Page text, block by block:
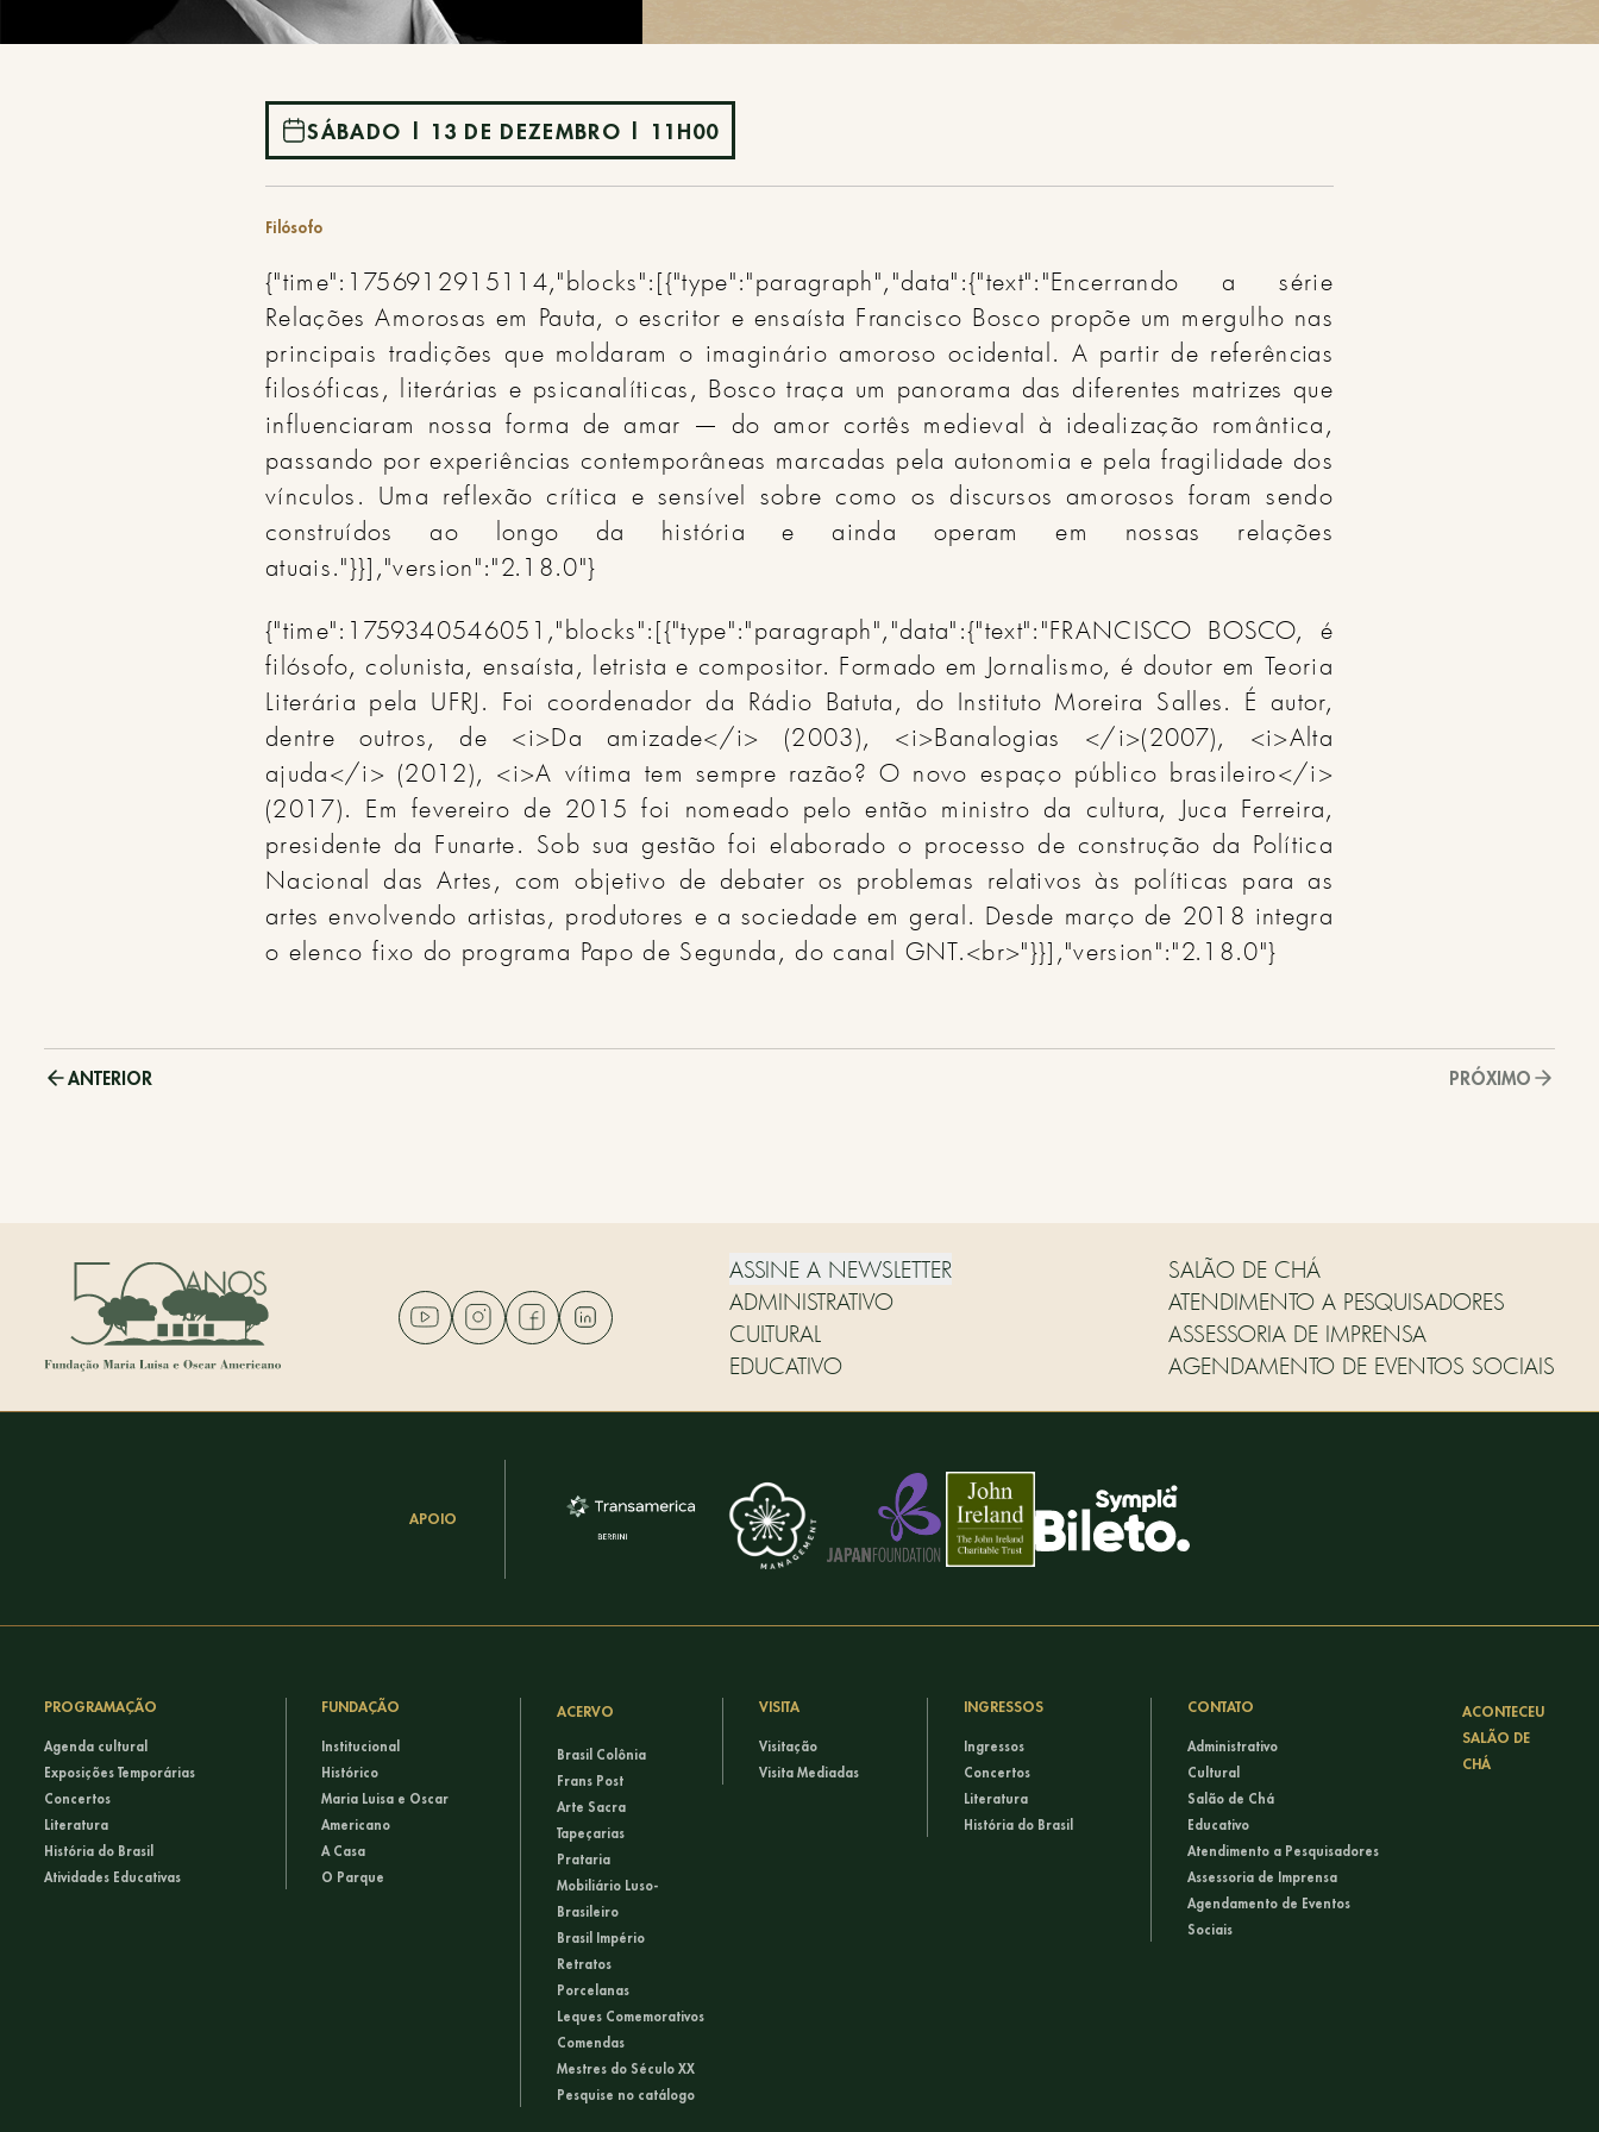
SÁBADO | 13 DE DEZEMBRO | 11H00
Filósofo
{"time":1756912915114,"blocks":[{"type":"paragraph","data":{"text":"Encerrando a série
Relações Amorosas em Pauta, o escritor e ensaísta Francisco Bosco propõe um mergulho nas
principais tradições que moldaram o imaginário amoroso ocidental. A partir de referências
filosóficas, literárias e psicanalíticas, Bosco traça um panorama das diferentes matrizes que
influenciaram nossa forma de amar — do amor cortês medieval à idealização romântica,
passando por experiências contemporâneas marcadas pela autonomia e pela fragilidade dos
vínculos. Uma reflexão crítica e sensível sobre como os discursos amorosos foram sendo
construídos ao longo da história e ainda operam em nossas relações
atuais."}}],"version":"2.18.0"}
{"time":1759340546051,"blocks":[{"type":"paragraph","data":{"text":"FRANCISCO BOSCO, é
filósofo, colunista, ensaísta, letrista e compositor. Formado em Jornalismo, é doutor em Teoria
Literária pela UFRJ. Foi coordenador da Rádio Batuta, do Instituto Moreira Salles. É autor,
dentre outros, de <i>Da amizade</i> (2003), <i>Banalogias </i>(2007), <i>Alta
ajuda</i> (2012), <i>A vítima tem sempre razão? O novo espaço público brasileiro</i>
(2017). Em fevereiro de 2015 foi nomeado pelo então ministro da cultura, Juca Ferreira,
presidente da Funarte. Sob sua gestão foi elaborado o processo de construção da Política
Nacional das Artes, com objetivo de debater os problemas relativos às políticas para as
artes envolvendo artistas, produtores e a sociedade em geral. Desde março de 2018 integra
o elenco fixo do programa Papo de Segunda, do canal GNT.<br>"}}],"version":"2.18.0"}
ANTERIOR PRÓXIMO
ASSINE A NEWSLETTER
ADMINISTRATIVO
CULTURAL
EDUCATIVO
SALÃO DE CHÁ
ATENDIMENTO A PESQUISADORES
ASSESSORIA DE IMPRENSA
AGENDAMENTO DE EVENTOS SOCIAIS
APOIO
PROGRAMAÇÃO
Agenda cultural
Exposições Temporárias
Concertos
Literatura
História do Brasil
Atividades Educativas
FUNDAÇÃO
Institucional
Histórico
Maria Luisa e Oscar
Americano
A Casa
O Parque
ACERVO
Brasil Colônia
Frans Post
Arte Sacra
Tapeçarias
Prataria
Mobiliário Luso-
Brasileiro
Brasil Império
Retratos
Porcelanas
Leques Comemorativos
Comendas
Mestres do Século XX
Pesquise no catálogo
VISITA
Visitação
Visita Mediadas
INGRESSOS
Ingressos
Concertos
Literatura
História do Brasil
CONTATO
Administrativo
Cultural
Salão de Chá
Educativo
Atendimento a Pesquisadores
Assessoria de Imprensa
Agendamento de Eventos
Sociais
ACONTECEU
SALÃO DE
CHÁ